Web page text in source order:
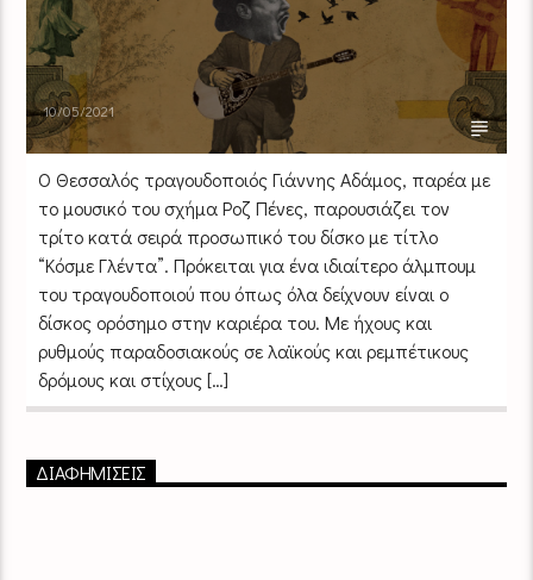
10/05/2021
O Θεσσαλός τραγουδοποιός Γιάννης Αδάμος, παρέα με
το μουσικό του σχήμα Ροζ Πένες, παρουσιάζει τον
τρίτο κατά σειρά προσωπικό του δίσκο με τίτλο
“Κόσμε Γλέντα”. Πρόκειται για ένα ιδιαίτερο άλμπουμ
του τραγουδοποιού που όπως όλα δείχνουν είναι ο
δίσκος ορόσημο στην καριέρα του. Με ήχους και
ρυθμούς παραδοσιακούς σε λαϊκούς και ρεμπέτικους
δρόμους και στίχους […]
ΔΙΑΦΗΜΙΣΕΙΣ